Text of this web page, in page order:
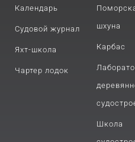
Календарь
Судовой журнал
Яхт-школа
Чартер лодок
шхуна
Карбас
Школа